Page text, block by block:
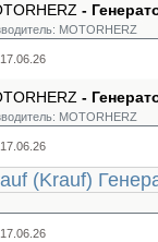
-
MOTORHERZ
-
MOTORHERZ